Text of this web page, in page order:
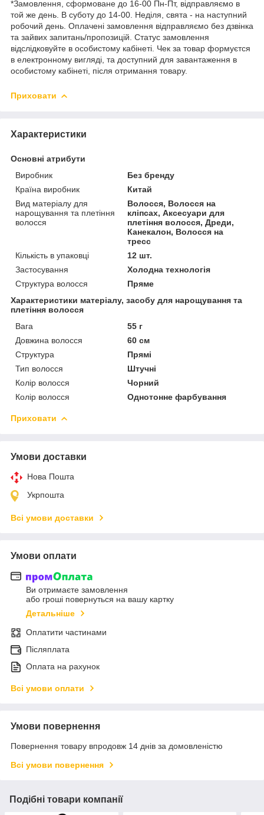
*Замовлення, сформоване до 16-00 Пн-Пт, відправляємо в
той же день. В суботу до 14-00. Неділя, свята - на наступний
робочий день. Оплачені замовлення відправляємо без дзвінка
та зайвих запитань/пропозицій. Статус замовлення
відслідковуйте в особистому кабінеті. Чек за товар формуєтся
в електронному вигляді, та доступний для завантаження в
особистому кабінеті, після отримання товару.
Приховати
Характеристики
Основні атрибути
Виробник
Без бренду
Країна виробник
Китай
Вид матеріалу для
нарощування та плетіння
волосся
Волосся, Волосся на
кліпсах, Аксесуари для
плетіння волосся, Дреди,
Канекалон, Волосся на
тресс
Кількість в упаковці
12 шт.
Застосування
Холодна технологія
Структура волосся
Пряме
Характеристики матеріалу, засобу для нарощування та
плетіння волосся
Вага
55 г
Довжина волосся
60 см
Структура
Прямі
Тип волосся
Штучні
Колір волосся
Чорний
Колір волосся
Однотонне фарбування
Приховати
Умови доставки
Нова Пошта
Укрпошта
Всі умови доставки
Умови оплати
Ви отримаєте замовлення
або гроші повернуться на вашу картку
Детальніше
Оплатити частинами
Післяплата
Оплата на рахунок
Всі умови оплати
Умови повернення
Повернення товару впродовж 14 днів за домовленістю
Всі умови повернення
Подібні товари компанії